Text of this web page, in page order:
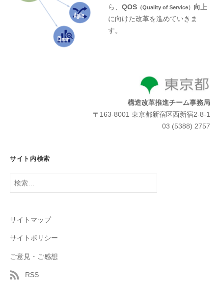
ら、QOS （Quality of Service） 向上
に向けた改革を進めていきま
す。
構造改革推進チーム事務局
〒163-8001 東京都新宿区西新宿2-8-1
03 (5388) 2757
サイト内検索
検
索:
サイトマップ
サイトポリシー
ご意見・ご感想
RSS